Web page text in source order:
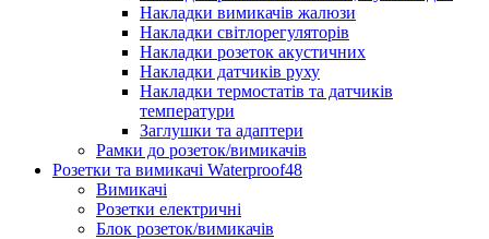
Накладки вимикачів жалюзи
Накладки світлорегуляторів
Накладки розеток акустичних
Накладки датчиків руху
Накладки термостатів та датчиків
температури
Заглушки та адаптери
Рамки до розеток/вимикачів
Розетки та вимикачі Waterproof48
Вимикачі
Розетки електричні
Блок розеток/вимикачів